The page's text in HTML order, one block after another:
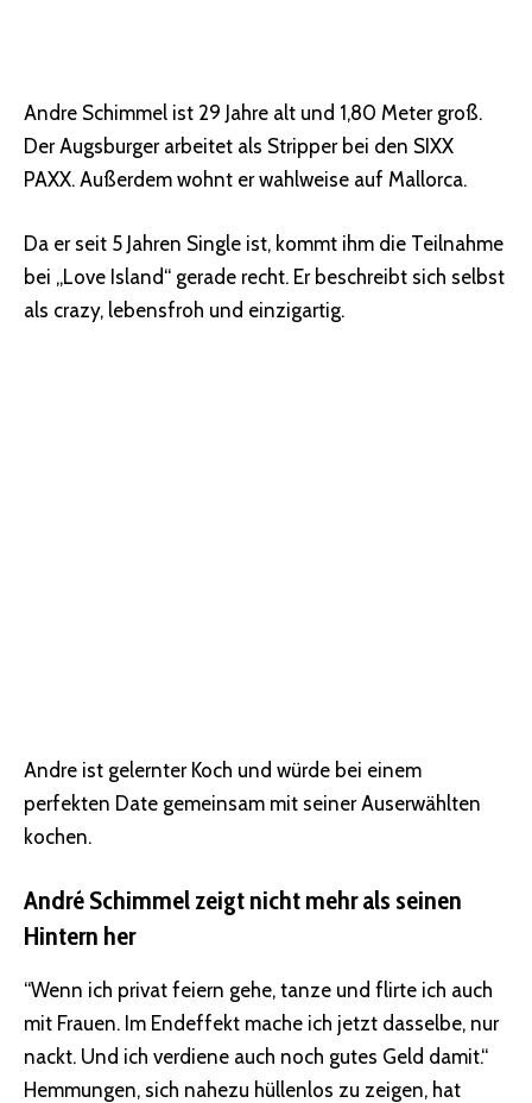
Andre Schimmel ist 29 Jahre alt und 1,80 Meter groß.
Der Augsburger arbeitet als Stripper bei den SIXX
PAXX. Außerdem wohnt er wahlweise auf Mallorca.
Da er seit 5 Jahren Single ist, kommt ihm die Teilnahme
bei „Love Island“ gerade recht. Er beschreibt sich selbst
als crazy, lebensfroh und einzigartig.
Andre ist gelernter Koch und würde bei einem
perfekten Date gemeinsam mit seiner Auserwählten
kochen.
André Schimmel zeigt nicht mehr als seinen
Hintern her
“Wenn ich privat feiern gehe, tanze und flirte ich auch
mit Frauen. Im Endeffekt mache ich jetzt dasselbe, nur
nackt. Und ich verdiene auch noch gutes Geld damit.“
Hemmungen, sich nahezu hüllenlos zu zeigen, hat